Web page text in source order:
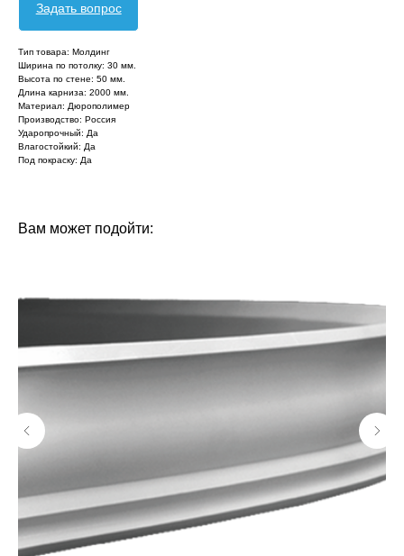
Задать вопрос
Тип товара: Молдинг
Ширина по потолку: 30 мм.
Высота по стене: 50 мм.
Длина карниза: 2000 мм.
Материал: Дюрополимер
Производство: Россия
Ударопрочный: Да
Влагостойкий: Да
Под покраску: Да
Вам может подойти: